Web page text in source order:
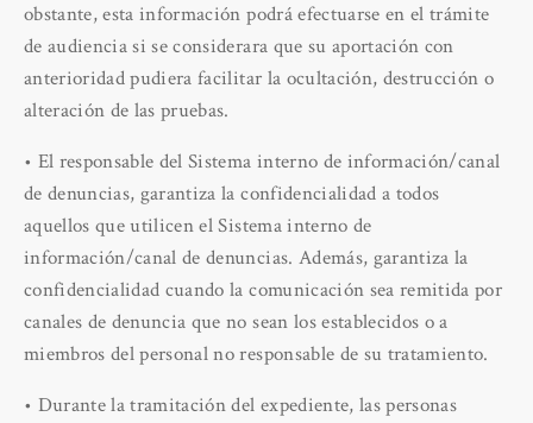
obstante, esta información podrá efectuarse en el trámite
de audiencia si se considerara que su aportación con
anterioridad pudiera facilitar la ocultación, destrucción o
alteración de las pruebas.
• El responsable del Sistema interno de información/canal
de denuncias, garantiza la confidencialidad a todos
aquellos que utilicen el Sistema interno de
información/canal de denuncias. Además, garantiza la
confidencialidad cuando la comunicación sea remitida por
canales de denuncia que no sean los establecidos o a
miembros del personal no responsable de su tratamiento.
• Durante la tramitación del expediente, las personas